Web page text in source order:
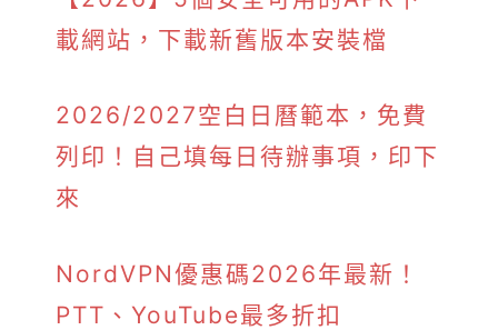
載網站，下載新舊版本安裝檔
2026/2027空白日曆範本，免費
列印！自己填每日待辦事項，印下
來
NordVPN優惠碼2026年最新！
PTT、YouTube最多折扣